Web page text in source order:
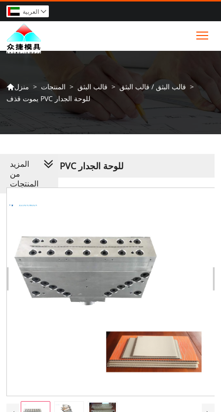
العربية 
منزل > المنتجات > قالب البثق > قالب البثق / قالب البثق >
يموت قذف PVC للوحة الجدار
يموت قذف PVC للوحة الجدار
المزيد
من
المنتجات